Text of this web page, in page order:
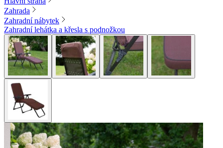
Zahrada
Zahradní nábytek
Zahradní lehátka a křesla s podnožkou